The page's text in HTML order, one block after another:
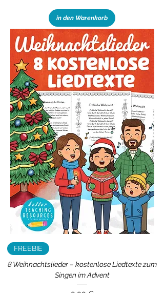
in den Warenkorb
FREEBIE
8 Weihnachtslieder – kostenlose Liedtexte zum
Singen im Advent